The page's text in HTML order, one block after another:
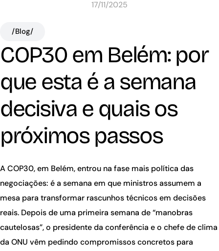
17/11/2025
/Blog/
COP30 em Belém: por
que esta é a semana
decisiva e quais os
próximos passos
A COP30, em Belém, entrou na fase mais política das
negociações: é a semana em que ministros assumem a
mesa para transformar rascunhos técnicos em decisões
reais. Depois de uma primeira semana de “manobras
cautelosas”, o presidente da conferência e o chefe de clima
da ONU vêm pedindo compromissos concretos para